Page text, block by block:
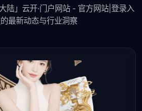
陆」云开·门户网站 - 官方网站|登录入
最新动态与行业洞察